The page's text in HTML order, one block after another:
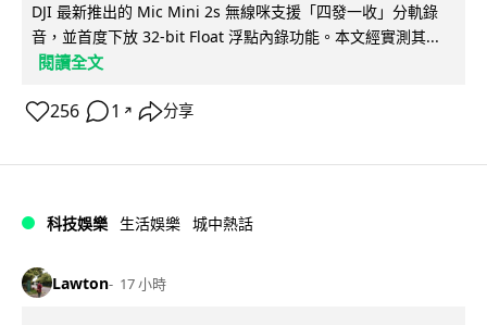
DJI 最新推出的 Mic Mini 2s 無線咪支援「四發一收」分軌錄
音，並首度下放 32-bit Float 浮點內錄功能。本文經實測其...
閱讀全文
256 1 ↗ 分享
科技娛樂 生活娛樂 城中熱話
Lawton 17 小時